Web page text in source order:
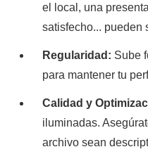
el local, una
satisfecho... pueden
Regularidad: Sube
para mantener tu
Calidad y
iluminadas.
archivo sean